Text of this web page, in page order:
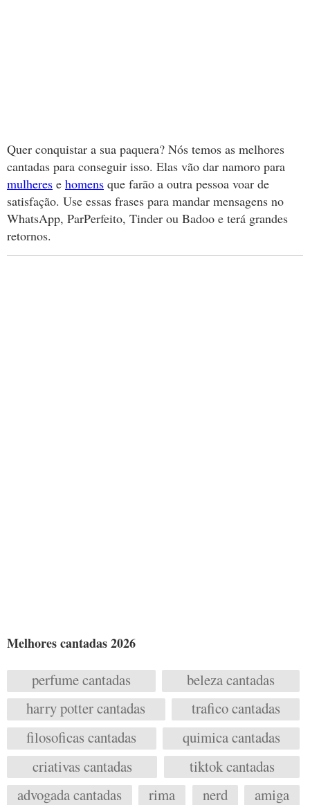
Quer conquistar a sua paquera? Nós temos as melhores
cantadas para conseguir isso. Elas vão dar namoro para
mulheres e homens que farão a outra pessoa voar de
satisfação. Use essas frases para mandar mensagens no
WhatsApp, ParPerfeito, Tinder ou Badoo e terá grandes
retornos.
Melhores cantadas 2026
perfume cantadas
beleza cantadas
harry potter cantadas
trafico cantadas
filosoficas cantadas
quimica cantadas
criativas cantadas
tiktok cantadas
advogada cantadas
rima nerd amiga